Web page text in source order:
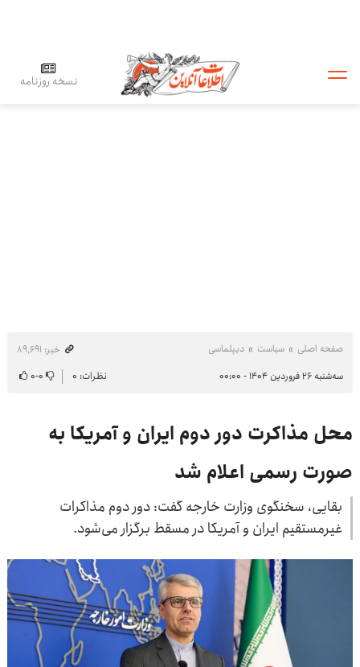
نسخه روزنامه
صفحه اصلی سیاست دیپلماسی
خبر: ۸۹٬۶۹۱
سه‌شنبه ۲۶ فروردین ۱۴۰۴ - ۰۰:۰۰
نظرات: ۰ ۰-۰
محل مذاکرت دور دوم ایران و آمریکا به
صورت رسمی اعلام شد
بقایی، سخنگوی وزارت خارجه گفت: دور دوم مذاکرات
غیرمستقیم ایران و آمریکا در مسقط برگزار می‌شود.